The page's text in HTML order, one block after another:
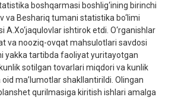
boshqarmasi boshlig‘ining birinchi
va Beshariq tumani statistika bo‘limi
A.Xo‘jaqulovlar ishtirok etdi. O‘rganishlar
va nooziq-ovqat mahsulotlari savdosi
yakka tartibda faoliyat yuritayotgan
sotilgan tovarlari miqdori va kunlik
ma’lumotlar shakllantirildi. Olingan
qurilmasiga kiritish ishlari amalga